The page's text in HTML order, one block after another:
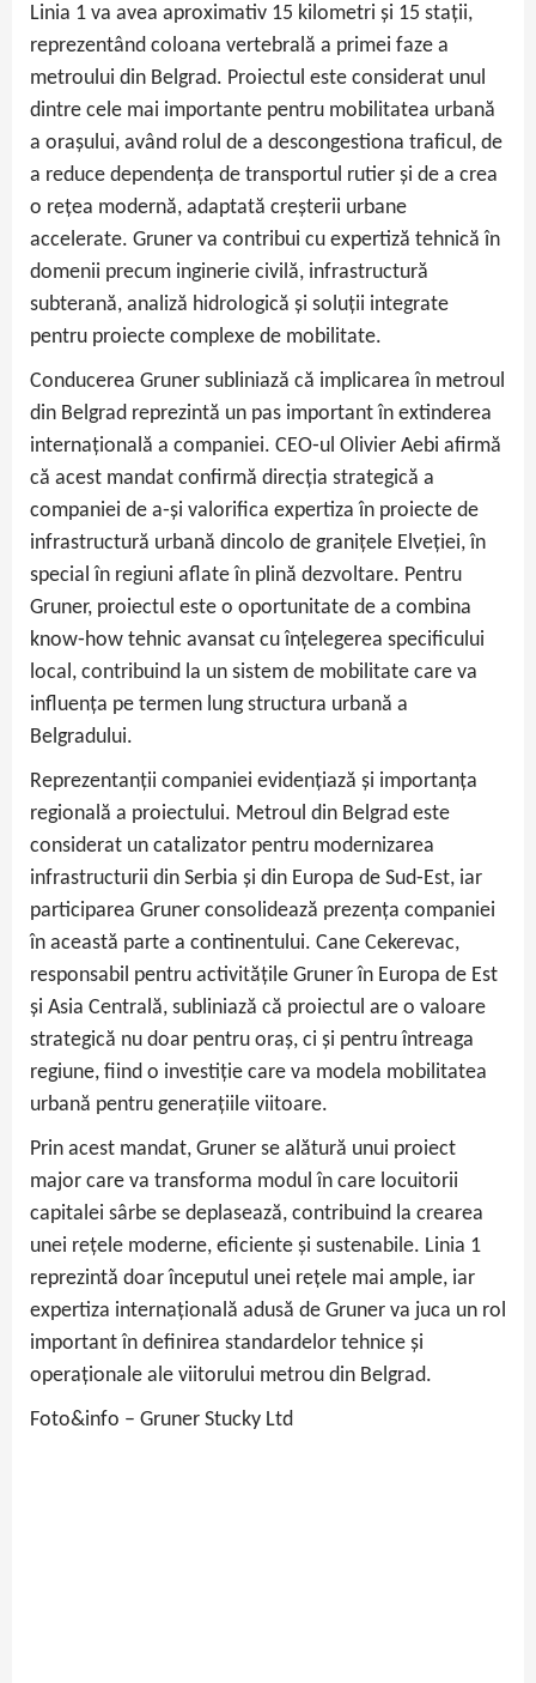
Linia 1 va avea aproximativ 15 kilometri și 15 stații,
reprezentând coloana vertebrală a primei faze a
metroului din Belgrad. Proiectul este considerat unul
dintre cele mai importante pentru mobilitatea urbană
a orașului, având rolul de a descongestiona traficul, de
a reduce dependența de transportul rutier și de a crea
o rețea modernă, adaptată creșterii urbane
accelerate. Gruner va contribui cu expertiză tehnică în
domenii precum inginerie civilă, infrastructură
subterană, analiză hidrologică și soluții integrate
pentru proiecte complexe de mobilitate.
Conducerea Gruner subliniază că implicarea în metroul
din Belgrad reprezintă un pas important în extinderea
internațională a companiei. CEO‑ul Olivier Aebi afirmă
că acest mandat confirmă direcția strategică a
companiei de a‑și valorifica expertiza în proiecte de
infrastructură urbană dincolo de granițele Elveției, în
special în regiuni aflate în plină dezvoltare. Pentru
Gruner, proiectul este o oportunitate de a combina
know‑how tehnic avansat cu înțelegerea specificului
local, contribuind la un sistem de mobilitate care va
influența pe termen lung structura urbană a
Belgradului.
Reprezentanții companiei evidențiază și importanța
regională a proiectului. Metroul din Belgrad este
considerat un catalizator pentru modernizarea
infrastructurii din Serbia și din Europa de Sud‑Est, iar
participarea Gruner consolidează prezența companiei
în această parte a continentului. Cane Cekerevac,
responsabil pentru activitățile Gruner în Europa de Est
și Asia Centrală, subliniază că proiectul are o valoare
strategică nu doar pentru oraș, ci și pentru întreaga
regiune, fiind o investiție care va modela mobilitatea
urbană pentru generațiile viitoare.
Prin acest mandat, Gruner se alătură unui proiect
major care va transforma modul în care locuitorii
capitalei sârbe se deplasează, contribuind la crearea
unei rețele moderne, eficiente și sustenabile. Linia 1
reprezintă doar începutul unei rețele mai ample, iar
expertiza internațională adusă de Gruner va juca un rol
important în definirea standardelor tehnice și
operaționale ale viitorului metrou din Belgrad.
Foto&info – Gruner Stucky Ltd